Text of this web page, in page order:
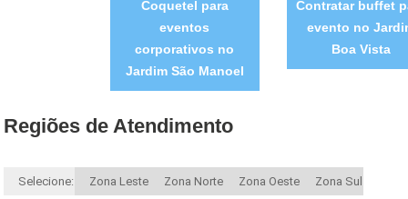
Coquetel para
eventos
corporativos no
Jardim São Manoel
Contratar buffet
evento no
Boa Vista
Regiões de Atendimento
Selecione: Zona Leste Zona Norte Zona Oeste Zona Sul